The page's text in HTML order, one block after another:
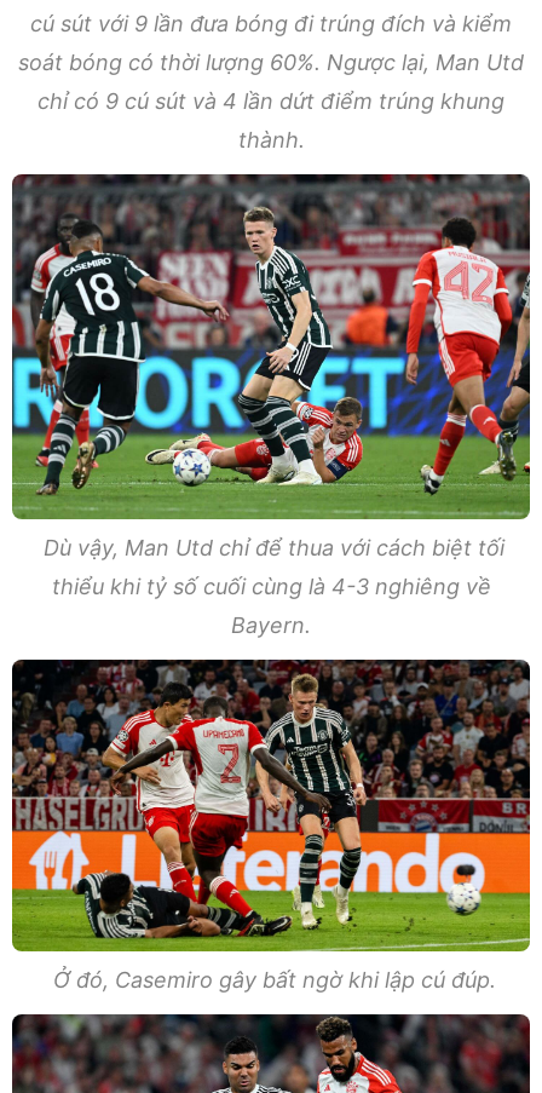
cú sút với 9 lần đưa bóng đi trúng đích và kiểm
soát bóng có thời lượng 60%. Ngược lại, Man Utd
chỉ có 9 cú sút và 4 lần dứt điểm trúng khung
thành.
Dù vậy, Man Utd chỉ để thua với cách biệt tối
thiểu khi tỷ số cuối cùng là 4-3 nghiêng về
Bayern.
Ở đó, Casemiro gây bất ngờ khi lập cú đúp.